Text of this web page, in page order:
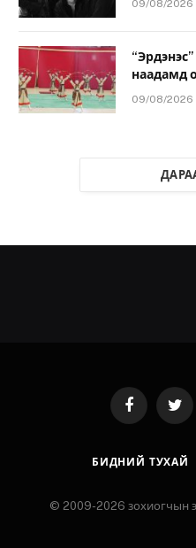
09/08/2026
наадамд
09/08/2026
Facebook
БИДНИЙ ТУХАЙ
© 2009-2026 зохиогчын